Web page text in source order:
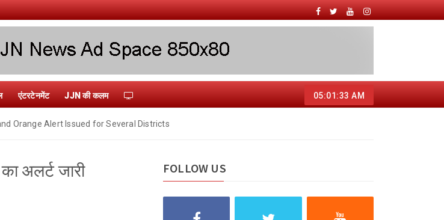
एंटरटेनमेंट JJN की कलम 05:01:34 AM
Orange Alert Issued for Several Districts
अलर्ट जारी FOLLOW US